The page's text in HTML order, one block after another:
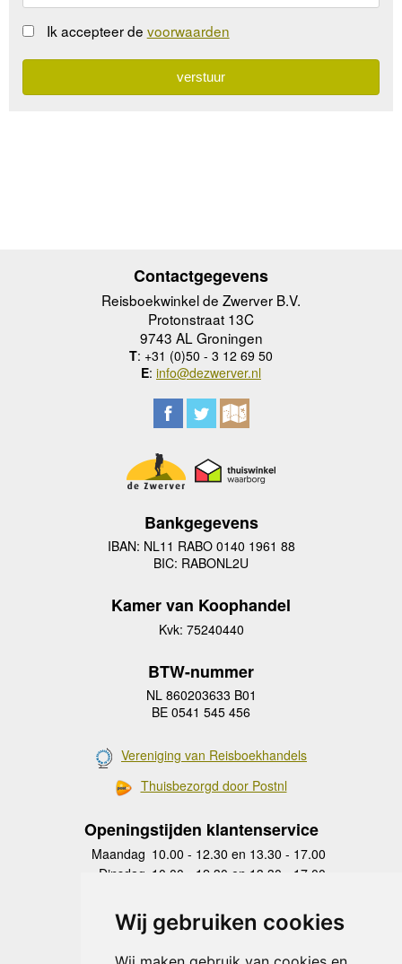
Wij gebruiken cookies
Ik accepteer de voorwaarden
Contactgegevens
Reisboekwinkel de Zwerver B.V.
Protonstraat 13C
9743 AL Groningen
T: +31 (0)50 - 3 12 69 50
E: info@dezwerver.nl
Bankgegevens
IBAN: NL11 RABO 0140 1961 88
BIC: RABONL2U
Kamer van Koophandel
Kvk: 75240440
BTW-nummer
NL 860203633 B01
BE 0541 545 456
Vereniging van Reisboekhandels
Thuisbezorgd door Postnl
Openingstijden klantenservice
Maandag 10.00 - 12.30 en 13.30 - 17.00
Dinsdag 10.00 - 12.30 en 13.30 - 17.00
Donderdag
10.00 - 12.30 en 13.30 - 17.00
Vrijdag 10.00 - 12.30 en 13.30 - 17.00
Zaterdag
gesloten